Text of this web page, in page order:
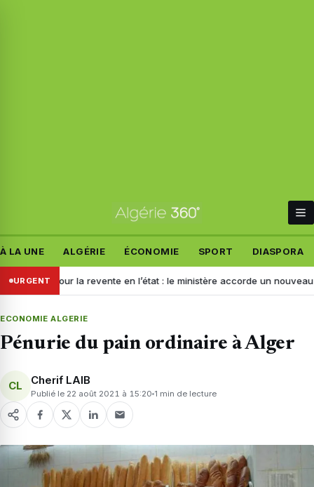
À LA UNE ALGÉRIE ÉCONOMIE SPORT DIASPORA
URGENT
pour la revente en l’état : le ministère accorde un nouveau délai
ECONOMIE ALGERIE
Pénurie du pain ordinaire à Alger
CL Cherif LAIB
Publié le 22 août 2021 à 15:20 1 min de lecture